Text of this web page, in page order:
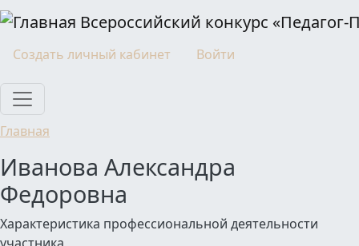
Перейти к основному содержанию
Всероссийский конкурс «Педагог-
Моя учетная запись
Создать личный кабинет Войти
Главная
Иванова Александра
Федоровна
Характеристика профессиональной деятельности